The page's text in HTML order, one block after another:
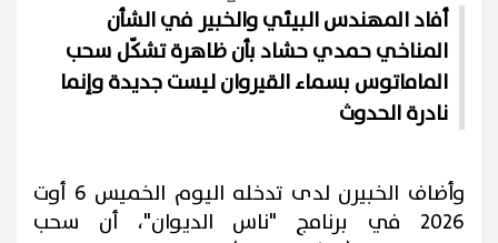
أفاد المهندس البيئي والخبير في الشأن
المناخي حمدي حشاد بأن ظاهرة تشكّل سحب
الماماتوس بسماء القيروان ليست جديدة وإنما
نادرة الحدوث
وأضاف الخبيرن لدى تدخله اليوم الخميس 6 أوت
2026 في برنامج "ناس الديوان"، أن سحب